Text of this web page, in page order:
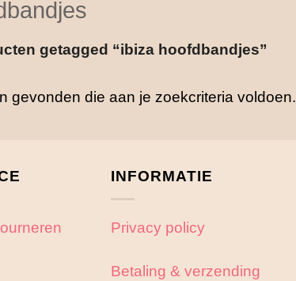
getagged “ibiza hoofdbandjes”
gevonden die aan je zoekcriteria voldoen.
INFORMATIE
Privacy policy
Betaling & verzending